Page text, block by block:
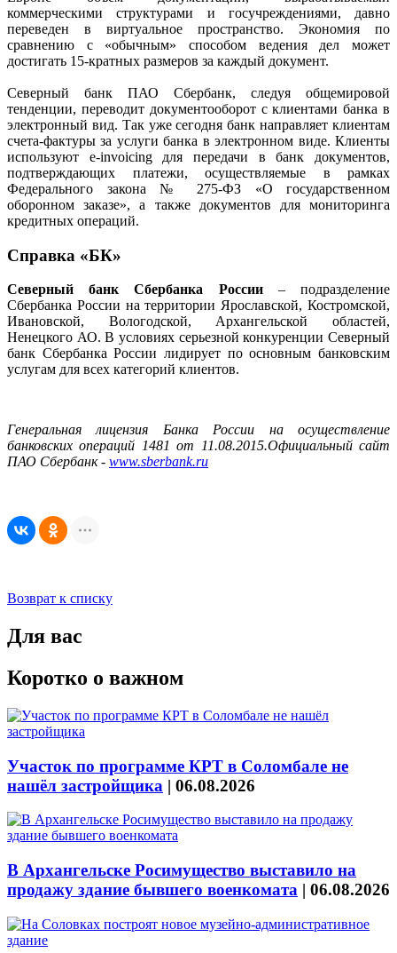
коммерческими структурами и госучреждениями, давно
переведен в виртуальное пространство. Экономия по
сравнению с «обычным» способом ведения дел может
достигать 15-кратных размеров за каждый документ.
Северный банк ПАО Сбербанк, следуя общемировой
тенденции, переводит документооборот с клиентами банка в
электронный вид. Так уже сегодня банк направляет клиентам
счета-фактуры за услуги банка в электронном виде. Клиенты
используют e-invoicing для передачи в банк документов,
подтверждающих платежи, осуществляемые в рамках
Федерального закона № 275-ФЗ «О государственном
оборонном заказе», а также документов для мониторинга
кредитных операций.
Справка «БК»
Северный банк Сбербанка России– подразделение
Сбербанка России на территории Ярославской, Костромской,
Ивановской, Вологодской, Архангельской областей,
Ненецкого АО. В условиях серьезной конкуренции Северный
банк Сбербанка России лидирует по основным банковским
услугам для всех категорий клиентов.
Генеральная лицензия Банка России на осуществление
банковских операций 1481 от 11.08.2015.Официальный сайт
ПАО Сбербанк - www.sberbank.ru
Возврат к списку
Для вас
Коротко о важном
Участок по программе КРТ в Соломбале не
нашёл застройщика | 06.08.2026
В Архангельске Росимущество выставило на
продажу здание бывшего военкомата | 06.08.2026